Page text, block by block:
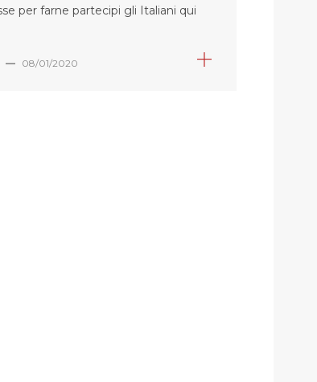
per farne partecipi gli Italiani qui
— 08/01/2020